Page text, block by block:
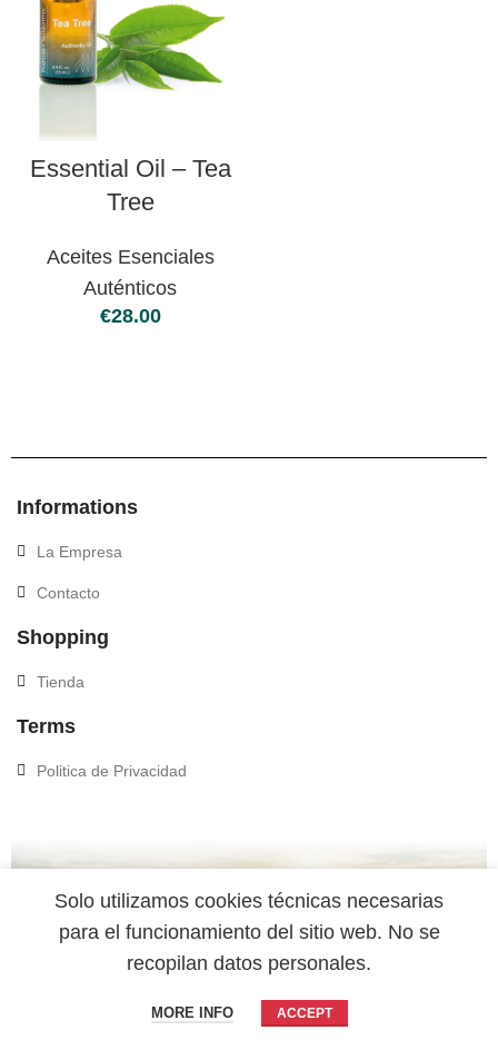
Essential Oil – Tea
Tree
Aceites Esenciales
Auténticos
€
Informations
La Empresa
Contacto
Shopping
Tienda
Terms
Politica de Privacidad
reserved
Solo utilizamos cookies técnicas necesarias
para el funcionamiento del sitio web. No se
recopilan datos personales.
MORE INFO ACCEPT